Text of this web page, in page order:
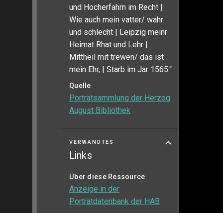
und Hocherfahrn im Recht |
Wie auch mein vatter/ wahr
und schlecht | Leipzig meinr
Heimat Rhat und Lehr |
Mittheil mit trewen/ das ist
mein Ehr, | Starb im Jar 1565.“
Quelle
Porträtsammlung der Herzog
August Bibliothek
VERWANDTES
Links
Über diese Ressource
Anzeige in der
Porträtdatenbank der HAB